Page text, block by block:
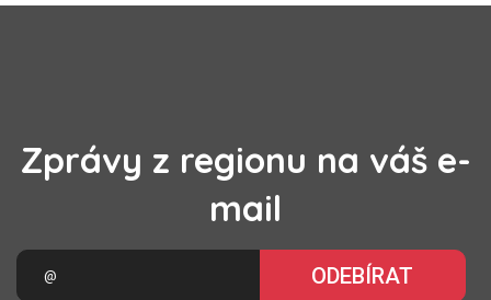
Zprávy z regionu na váš e-
mail
ODEBÍRAT